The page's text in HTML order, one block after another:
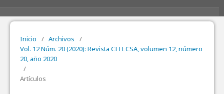
Inicio / Archivos
/
Vol. 12 Núm. 20 (2020): Revista CITECSA, volumen 12, número
20, año 2020
/
Artículos